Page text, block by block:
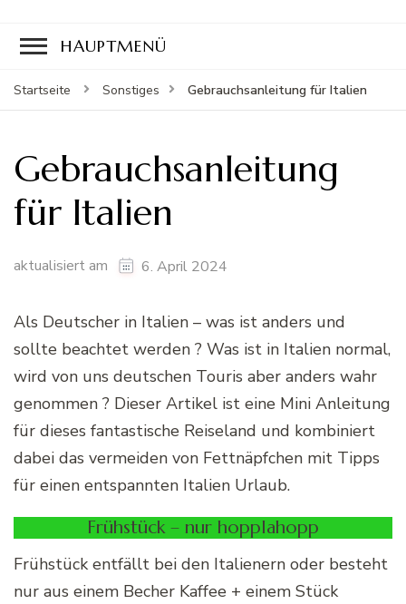
HAUPTMENÜ
Startseite Sonstiges Gebrauchsanleitung für Italien
Gebrauchsanleitung
für Italien
aktualisiert am 6. April 2024
Als Deutscher in Italien – was ist anders und
sollte beachtet werden ? Was ist in Italien normal,
wird von uns deutschen Touris aber anders wahr
genommen ? Dieser Artikel ist eine Mini Anleitung
für dieses fantastische Reiseland und kombiniert
dabei das vermeiden von Fettnäpfchen mit Tipps
für einen entspannten Italien Urlaub.
Frühstück – nur hopplahopp
Frühstück entfällt bei den Italienern oder besteht
nur aus einem Becher Kaffee + einem Stück